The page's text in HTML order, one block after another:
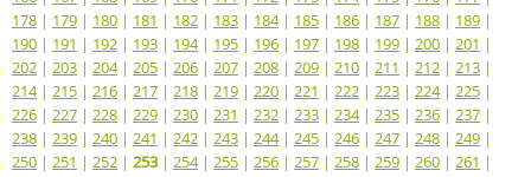
178 | 179 | 180 | 181 | 182 | 183 | 184| 185 | 186 | 187 | 188 | 189 |
190 | 191 | 192 | 193 | 194| 195 | 196 | 197 | 198 | 199 | 200 | 201 |
202 | 203 | 204| 205 | 206 | 207 | 208 | 209 | 210 | 211 | 212 | 213 |
214| 215 | 216 | 217 | 218 | 219 | 220 | 221 | 222 | 223 | 224| 225 |
226 | 227 | 228 | 229 | 230 | 231 | 232 | 233 | 234| 235 | 236 | 237 |
238 | 239 | 240 | 241 | 242 | 243 | 244| 245 | 246 | 247 | 248 | 249 |
250 | 251 | 252 | 253| 254| 255 | 256 | 257 | 258 | 259 | 260 | 261 |